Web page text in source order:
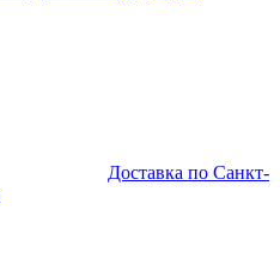
Доставка по Санкт-